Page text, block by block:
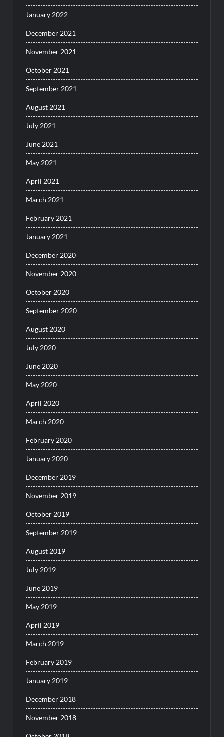
January 2022
December 2021
November 2021
October 2021
September 2021
August 2021
July 2021
June 2021
May 2021
April 2021
March 2021
February 2021
January 2021
December 2020
November 2020
October 2020
September 2020
August 2020
July 2020
June 2020
May 2020
April 2020
March 2020
February 2020
January 2020
December 2019
November 2019
October 2019
September 2019
August 2019
July 2019
June 2019
May 2019
April 2019
March 2019
February 2019
January 2019
December 2018
November 2018